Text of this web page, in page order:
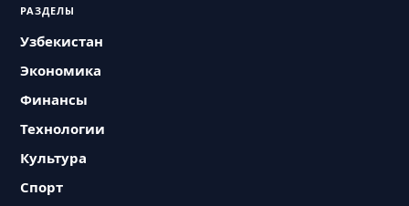
РАЗДЕЛЫ
Узбекистан
Экономика
Финансы
Технологии
Культура
Спорт